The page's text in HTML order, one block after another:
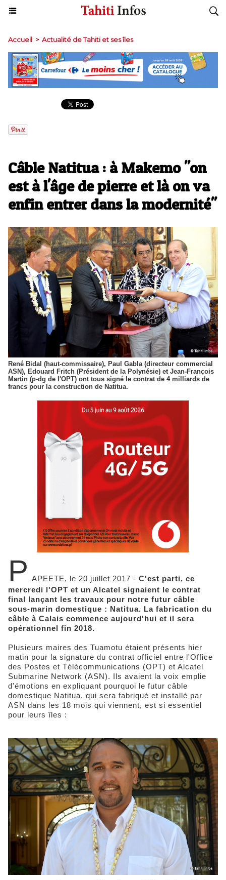
Accueil > Actualité de Tahiti et ses îles
Câble Natitua : à Makemo "on
est à l'âge de pierre et là on va
enfin entrer dans la modernité"
René Bidal (haut-commissaire), Paul Gabla (directeur commercial
ASN), Edouard Fritch (Président de la Polynésie) et Jean-François
Martin (p-dg de l'OPT) ont tous signé le contrat de 4 milliards de
francs pour la construction de Natitua.
P APEETE, le 20 juillet 2017 - C'est parti, ce
mercredi l'OPT et un Alcatel signaient le contrat
final lançant les travaux pour notre futur câble
sous-marin domestique : Natitua. La fabrication du
câble à Calais commence aujourd'hui et il sera
opérationnel fin 2018.
Plusieurs maires des Tuamotu étaient présents hier
matin pour la signature du contrat officiel entre l'Office
des Postes et Télécommunications (OPT) et Alcatel
Submarine Network (ASN). Ils avaient la voix emplie
d'émotions en expliquant pourquoi le futur câble
domestique Natitua, qui sera fabriqué et installé par
ASN dans les 18 mois qui viennent, est si essentiel
pour leurs îles :